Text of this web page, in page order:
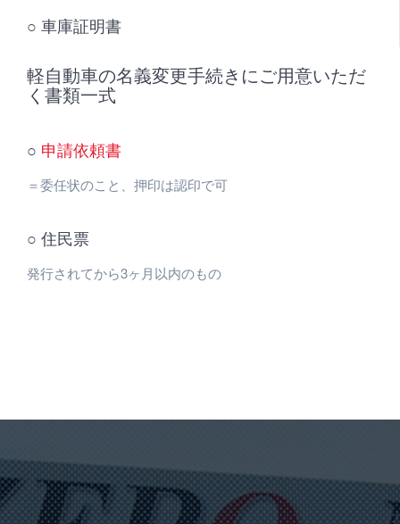
○ 車庫証明書
軽自動車の名義変更手続きにご用意いただ
く書類一式
○ 申請依頼書
＝委任状のこと、押印は認印で可
○ 住民票
発行されてから3ヶ月以内のもの